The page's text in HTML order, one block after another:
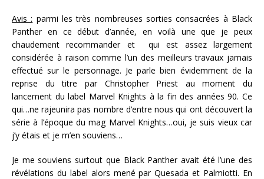
Avis : parmi les très nombreuses sorties consacrées à Black
Panther en ce début d’année, en voilà une que je peux
chaudement recommander et qui est assez largement
considérée à raison comme l’un des meilleurs travaux jamais
effectué sur le personnage. Je parle bien évidemment de la
reprise du titre par Christopher Priest au moment du
lancement du label Marvel Knights à la fin des années 90. Ce
qui…ne rajeunira pas nombre d’entre nous qui ont découvert la
série à l’époque du mag Marvel Knights…oui, je suis vieux car
j’y étais et je m’en souviens…
Je me souviens surtout que Black Panther avait été l’une des
révélations du label alors mené par Quesada et Palmiotti. En